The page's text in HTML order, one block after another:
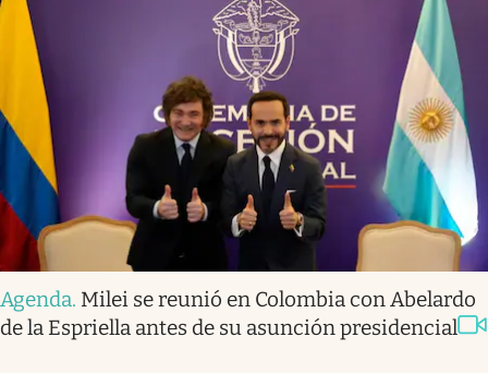
Agenda. Milei se reunió en Colombia con Abelardo
de la Espriella antes de su asunción presidencial